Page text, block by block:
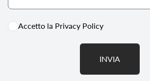
Accetto la Privacy Policy
INVIA